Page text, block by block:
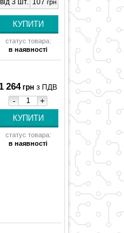
грн
статус товара:
в наявності
1 264грн з ПДВ
- +
статус товара:
в наявності